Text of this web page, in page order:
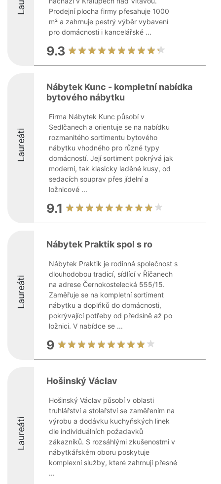
Prodejní plocha firmy přesahuje 1000
m² a zahrnuje pestrý výběr vybavení
pro domácnosti i kancelářské ...
9.3
Laureáti
Nábytek Kunc - kompletní nabídka
bytového nábytku
Firma Nábytek Kunc působí v
Sedlčanech a orientuje se na nabídku
rozmanitého sortimentu bytového
nábytku vhodného pro různé typy
domácností. Její sortiment pokrývá jak
moderní, tak klasicky laděné kusy, od
sedacích souprav přes jídelní a
ložnicové ...
9.1
Laureáti
Nábytek Praktik spol s ro
Nábytek Praktik je rodinná společnost s
dlouhodobou tradicí, sídlící v Říčanech
na adrese Černokostelecká 555/15.
Zaměřuje se na kompletní sortiment
nábytku a doplňků do domácnosti,
pokrývající potřeby od předsíně až po
ložnici. V nabídce se ...
9
Laureáti
Hošinský Václav
Hošinský Václav působí v oblasti
truhlářství a stolařství se zaměřením na
výrobu a dodávku kuchyňských linek
dle individuálních požadavků
zákazníků. S rozsáhlými zkušenostmi v
nábytkářském oboru poskytuje
komplexní služby, které zahrnují přesné
...